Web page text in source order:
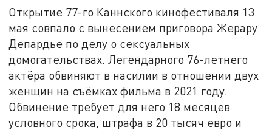
Открытие 77-го Каннского кинофестиваля 13
мая совпало с вынесением приговора Жерару
Депардье по делу о сексуальных
домогательствах. Легендарного 76-летнего
актёра обвиняют в насилии в отношении двух
женщин на съёмках фильма в 2021 году.
Обвинение требует для него 18 месяцев
условного срока, штрафа в 20 тысяч евро и